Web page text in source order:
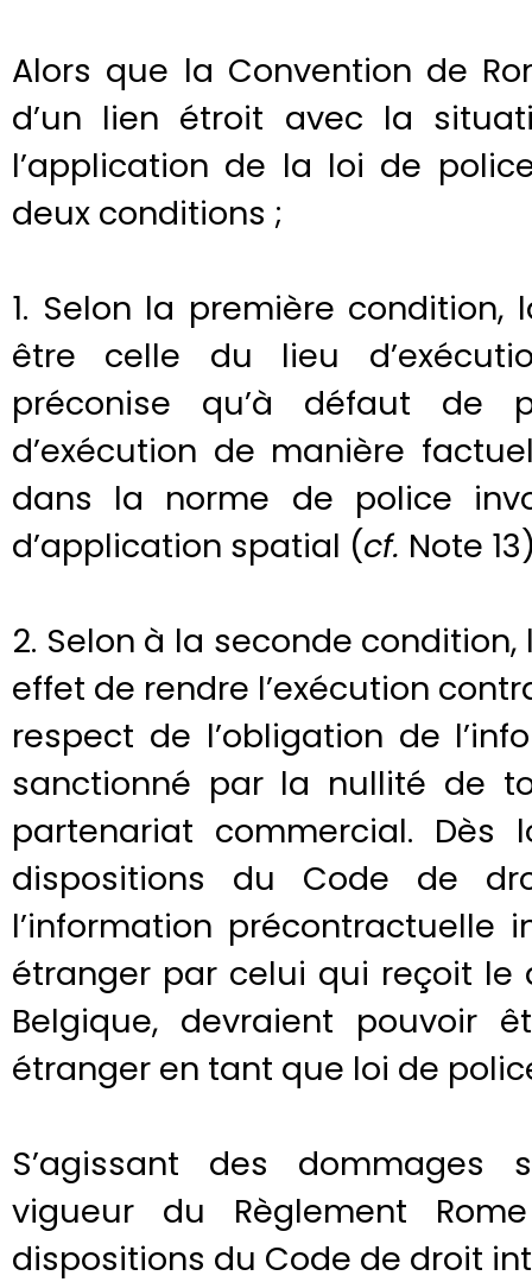
Alors que la Convention de
d’un lien étroit avec la
l’application de la loi de
deux conditions ;
1. Selon la première
être celle du lieu
préconise qu’à défaut de
d’exécution de manière
dans la norme de police
d’application spatial (cf. Note
2. Selon à la seconde
effet de rendre l’exécution
respect de l’obligation de
sanctionné par la nullité de
partenariat commercial. Dès
dispositions du Code de
l’information précontractuelle
étranger par celui qui reçoit
Belgique, devraient pouvoir
étranger en tant que loi de
S’agissant des dommages
vigueur du Règlement
dispositions du Code de droit